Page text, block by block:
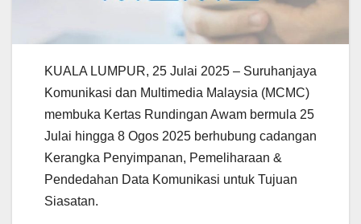
KUALA LUMPUR, 25 Julai 2025 – Suruhanjaya
Komunikasi dan Multimedia Malaysia (MCMC)
membuka Kertas Rundingan Awam bermula 25
Julai hingga 8 Ogos 2025 berhubung cadangan
Kerangka Penyimpanan, Pemeliharaan &
Pendedahan Data Komunikasi untuk Tujuan
Siasatan.